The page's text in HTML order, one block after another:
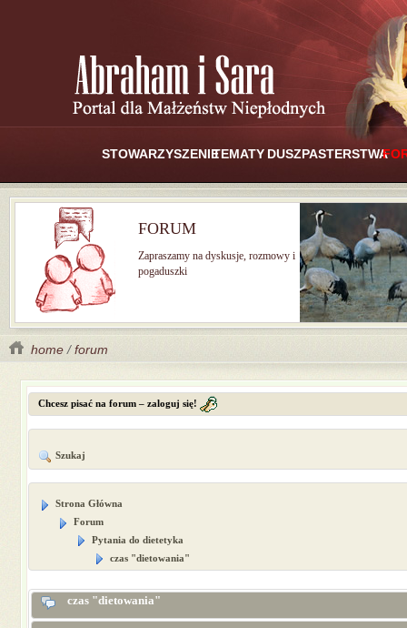
STOWARZYSZENIETEMATY DUSZPASTERSTWA
FORUM
Zapraszamy na dyskusje, rozmowy i
pogaduszki
home /forum
Chcesz pisać na forum – zaloguj się!
Szukaj
Strona Główna
Forum
Pytania do dietetyka
czas "dietowania"
czas "dietowania"